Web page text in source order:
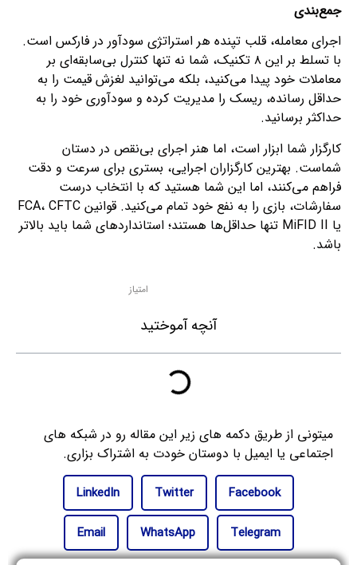
جمع‌بندی
اجرای معامله، قلب تپنده هر استراتژی سودآور در فارکس است.
با تسلط بر این ۸ تکنیک، شما نه تنها کنترل بی‌سابقه‌ای بر
معاملات خود پیدا می‌کنید، بلکه می‌توانید لغزش قیمت را به
حداقل رسانده، ریسک را مدیریت کرده و سودآوری خود را به
حداکثر برسانید.
کارگزار شما ابزار است، اما هنر اجرای بی‌نقص در دستان
شماست. بهترین کارگزاران اجرایی، بستری برای سرعت و دقت
فراهم می‌کنند، اما این شما هستید که با انتخاب درست
سفارشات، بازی را به نفع خود تمام می‌کنید. قوانین FCA، CFTC
یا MiFID II تنها حداقل‌ها هستند؛ استانداردهای شما باید بالاتر
باشد.
امتیاز
آنچه آموختید
میتونی از طریق دکمه های زیر این مقاله رو در شبکه های
اجتماعی یا ایمیل با دوستان خودت به اشتراک بزاری.
Facebook
Twitter
LinkedIn
Telegram
WhatsApp
Email